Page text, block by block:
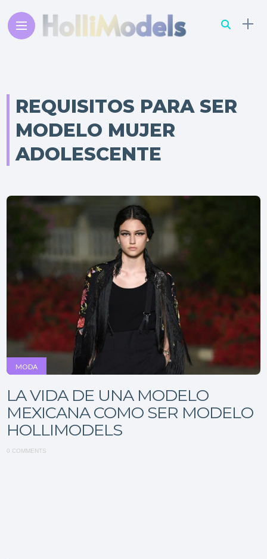
REQUISITOS PARA SER
MODELO MUJER
ADOLESCENTE
MODA
LA VIDA DE UNA MODELO
MEXICANA COMO SER MODELO
HOLLIMODELS
0 COMMENTS